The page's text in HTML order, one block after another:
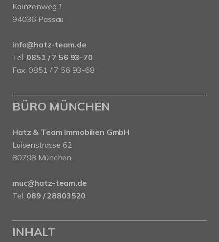
Kainzenweg 1
94036 Passau
info@hatz-team.de
Tel. 0851 / 7 56 93-70
Fax. 0851 / 7 56 93-68
BÜRO MÜNCHEN
Hatz & Team Immobilien GmbH
Luisenstrasse 62
80798 München
muc@hatz-team.de
Tel. 089 / 28803520
INHALT